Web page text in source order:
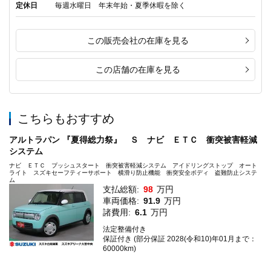
定休日 毎週水曜日 年末年始・夏季休暇を除く
この販売会社の在庫を見る
この店舗の在庫を見る
こちらもおすすめ
アルトラパン 『夏得総力祭』 Ｓ ナビ ＥＴＣ 衝突被害軽減
システム
ナビ ＥＴＣ プッシュスタート 衝突被害軽減システム アイドリングストップ オート
ライト スズキセーフティーサポート 横滑り防止機能 衝突安全ボディ 盗難防止システ
ム
支払総額: 98 万円
車両価格: 91.9 万円
諸費用: 6.1 万円
法定整備付き
保証付き (部分保証 2028(令和10)年01月まで：
60000km)